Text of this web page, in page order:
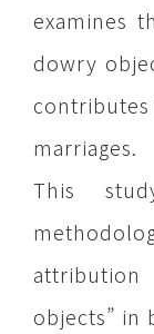
examines
dowry
marriages.
This
objects” in